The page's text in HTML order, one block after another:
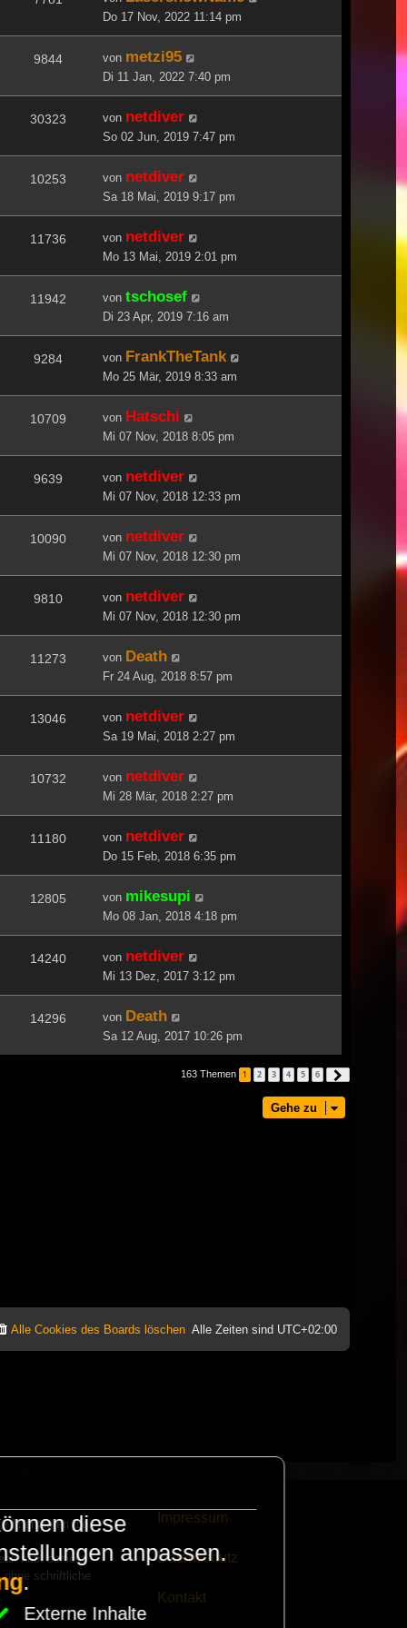
Do 17 Nov, 2022 11:14 pm
9844 von metzi95
Di 11 Jan, 2022 7:40 pm
30323 von netdiver
So 02 Jun, 2019 7:47 pm
10253 von netdiver
Sa 18 Mai, 2019 9:17 pm
11736 von netdiver
Mo 13 Mai, 2019 2:01 pm
11942 von tschosef
Di 23 Apr, 2019 7:16 am
9284 von FrankTheTank
Mo 25 Mär, 2019 8:33 am
10709 von Hatschi
Mi 07 Nov, 2018 8:05 pm
9639 von netdiver
Mi 07 Nov, 2018 12:33 pm
10090 von netdiver
Mi 07 Nov, 2018 12:30 pm
9810 von netdiver
Mi 07 Nov, 2018 12:30 pm
11273 von Death
Fr 24 Aug, 2018 8:57 pm
13046 von netdiver
Sa 19 Mai, 2018 2:27 pm
10732 von netdiver
Mi 28 Mär, 2018 2:27 pm
11180 von netdiver
Do 15 Feb, 2018 6:35 pm
12805 von mikesupi
Mo 08 Jan, 2018 4:18 pm
14240 von netdiver
Mi 13 Dez, 2017 3:12 pm
14296 von Death
Sa 12 Aug, 2017 10:26 pm
163 Themen 1 2 3 4 5 6
Gehe zu
Alle Zeiten sind UTC+02:00
Alle Cookies des Boards löschen
finanzieren die
habt schickt
ohne schriftliche
Impressum
Datenschutz
Kontakt
diese
anpassen.
.
Externe Inhalte